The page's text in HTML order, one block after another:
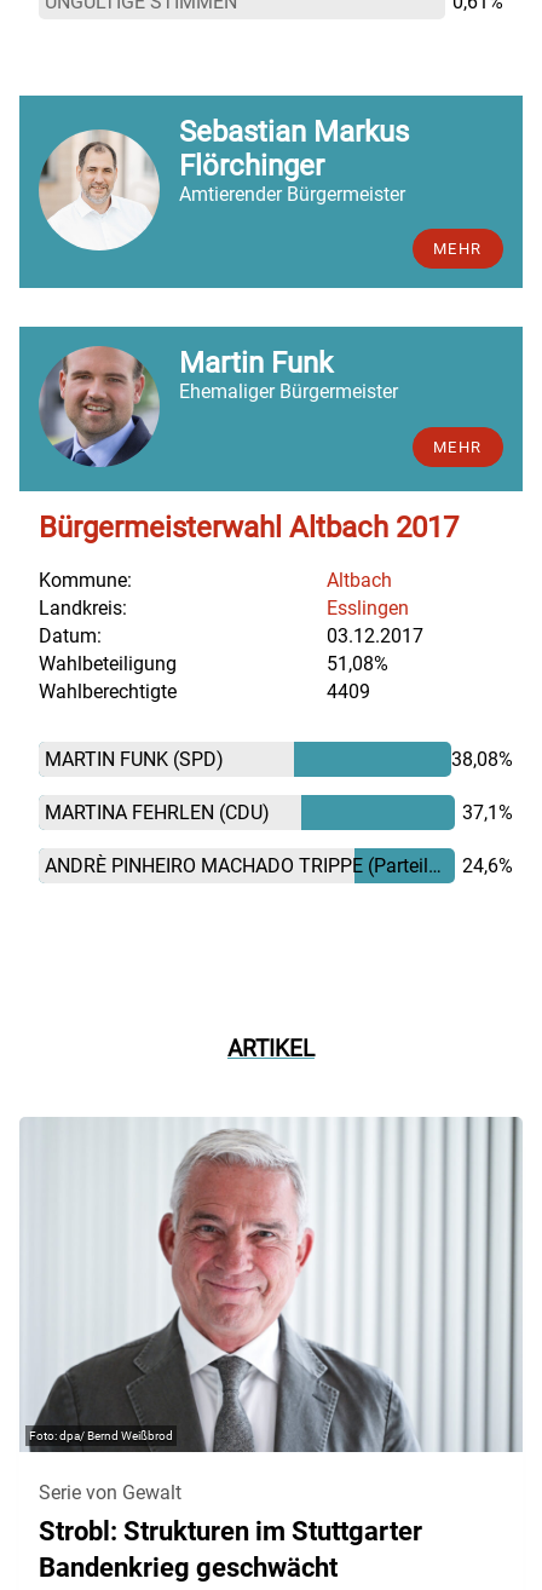
Sebastian Markus
Flörchinger
Amtierender Bürgermeister
MEHR
Martin Funk
Ehemaliger Bürgermeister
MEHR
Bürgermeisterwahl Altbach 2017
Kommune:
Altbach
Landkreis:
Esslingen
Datum:
03.12.2017
Wahlbeteiligung
51,08%
Wahlberechtigte
4409
MARTIN FUNK (SPD) 38,08%
MARTINA FEHRLEN (CDU) 37,1%
ANDRÈ PINHEIRO MACHADO TRIPPE (Parteilos) 24,6%
ARTIKEL
dpa/ Bernd Weißbrod
Serie von Gewalt
Strobl: Strukturen im Stuttgarter
Bandenkrieg geschwächt